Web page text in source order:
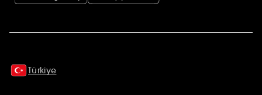
Türkiye